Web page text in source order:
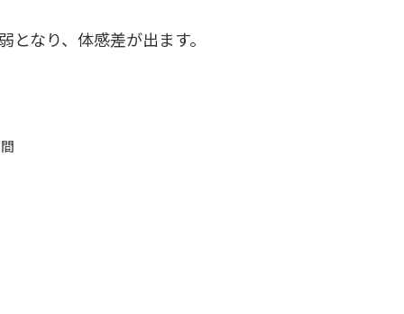
なり、体感差が出ます。